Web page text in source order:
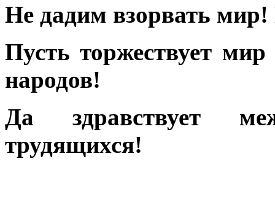
Не дадим взорвать
Пусть торжествует
народов!
Да здравствует
трудящихся!